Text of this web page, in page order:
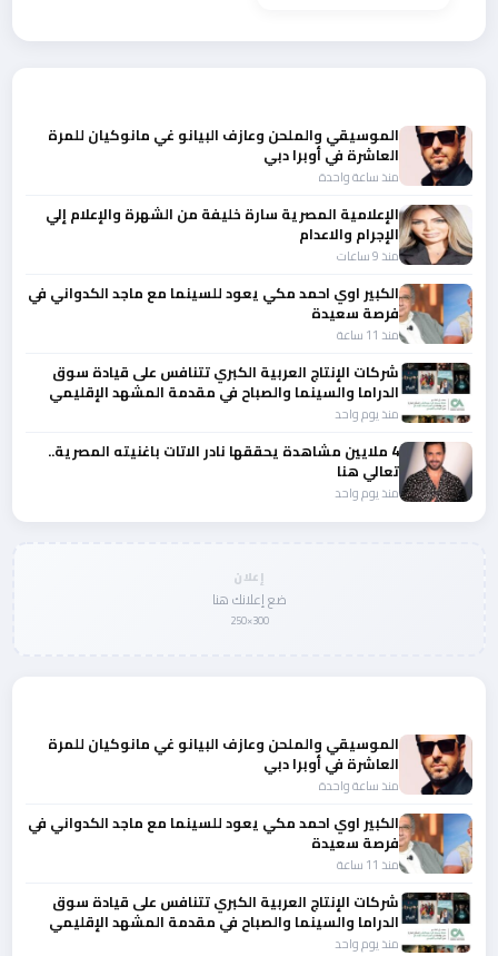
الموسيقي والملحن وعازف البيانو غي مانوكيان للمرة
العاشرة في أوبرا دبي
منذ ساعة واحدة
الإعلامية المصرية سارة خليفة من الشهرة والإعلام إلي
الإجرام والاعدام
منذ 9 ساعات
الكبير اوي احمد مكي يعود للسينما مع ماجد الكدواني في
فرصة سعيدة
منذ 11 ساعة
شركات الإنتاج العربية الكبري تتنافس على قيادة سوق
الدراما والسينما والصباح في مقدمة المشهد الإقليمي
منذ يوم واحد
4 ملايين مشاهدة يحققها نادر الاتات باغنيته المصرية..
تعالي هنا
منذ يوم واحد
إعلان
ضع إعلانك هنا
300×250
الموسيقي والملحن وعازف البيانو غي مانوكيان للمرة
العاشرة في أوبرا دبي
منذ ساعة واحدة
الكبير اوي احمد مكي يعود للسينما مع ماجد الكدواني في
فرصة سعيدة
منذ 11 ساعة
شركات الإنتاج العربية الكبري تتنافس على قيادة سوق
الدراما والسينما والصباح في مقدمة المشهد الإقليمي
منذ يوم واحد